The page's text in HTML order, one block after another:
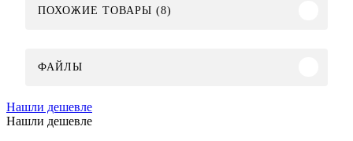
ПОХОЖИЕ ТОВАРЫ (8)
ФАЙЛЫ
Нашли дешевле
Нашли дешевле